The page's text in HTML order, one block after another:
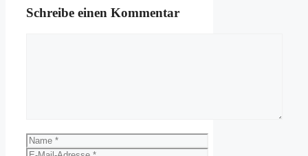
Schreibe einen Kommentar
Name
E-